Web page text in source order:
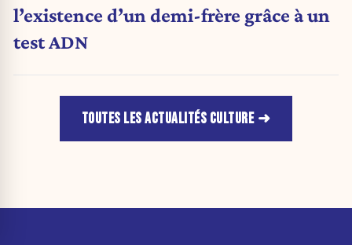
l’existence d’un demi-frère grâce à un
test ADN
TOUTES LES ACTUALITÉS CULTURE